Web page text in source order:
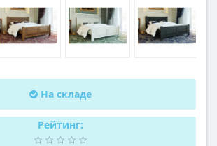
На складе
Рейтинг: